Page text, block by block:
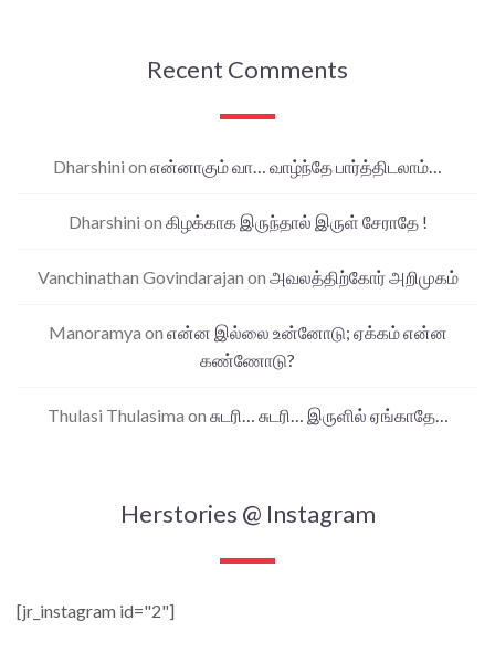
Recent Comments
Dharshini on என்னாகும் வா… வாழ்ந்தே பார்த்திடலாம்…
Dharshini on கிழக்காக இருந்தால் இருள் சேராதே !
Vanchinathan Govindarajan on அவலத்திற்கோர் அறிமுகம்
Manoramya on என்ன இல்லை உன்னோடு; ஏக்கம் என்ன
கண்ணோடு?
Thulasi Thulasima on சுடரி… சுடரி… இருளில் ஏங்காதே…
Herstories @ Instagram
[jr_instagram id="2"]